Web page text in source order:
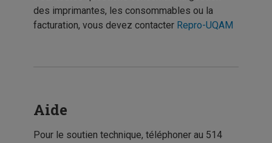
des imprimantes, les consommables ou la
facturation, vous devez contacter Repro-UQAM
Aide
Pour le soutien technique, téléphoner au 514